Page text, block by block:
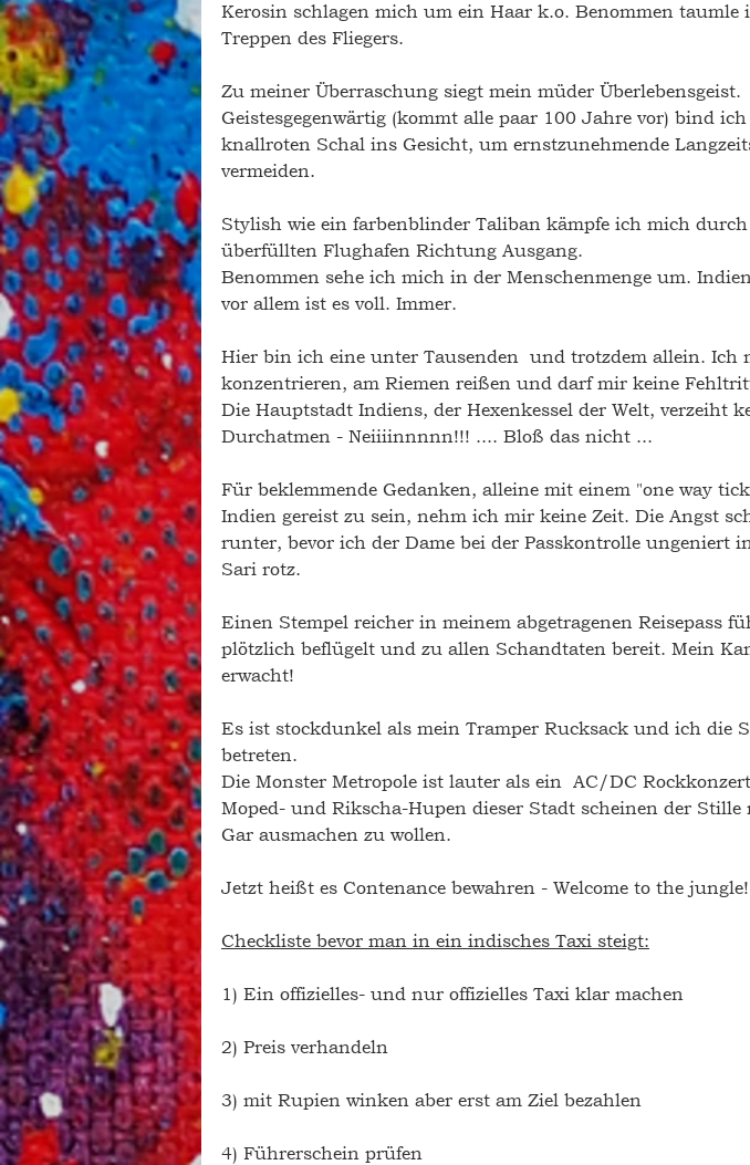
Kerosin schlagen mich um ein Haar k.o. Benommen taumle
Treppen des Fliegers.
Zu meiner Überraschung siegt mein müder Überlebensgeist.
Geistesgegenwärtig (kommt alle paar 100 Jahre vor) bind
knallroten Schal ins Gesicht, um ernstzunehmende
vermeiden.
Stylish wie ein farbenblinder Taliban kämpfe ich mich
überfüllten Flughafen Richtung Ausgang.
Benommen sehe ich mich in der Menschenmenge um.
vor allem ist es voll. Immer.
Hier bin ich eine unter Tausenden  und trotzdem allein. Ich
konzentrieren, am Riemen reißen und darf mir keine
Die Hauptstadt Indiens, der Hexenkessel der Welt, verzeiht
Durchatmen - Neiiiinnnnn!!! .... Bloß das nicht ...
Für beklemmende Gedanken, alleine mit einem "one way
Indien gereist zu sein, nehm ich mir keine Zeit. Die Angst
runter, bevor ich der Dame bei der Passkontrolle ungeniert
Sari rotz.
Einen Stempel reicher in meinem abgetragenen Reisepass
plötzlich beflügelt und zu allen Schandtaten bereit. Mein
erwacht!
Es ist stockdunkel als mein Tramper Rucksack und ich die
betreten.
Die Monster Metropole ist lauter als ein  AC/DC
Moped- und Rikscha-Hupen dieser Stadt scheinen der Stille
Gar ausmachen zu wollen.
Jetzt heißt es Contenance bewahren - Welcome to the jungle!
Checkliste bevor man in ein indisches Taxi steigt:
1) Ein offizielles- und nur offizielles Taxi klar machen
2) Preis verhandeln
3) mit Rupien winken aber erst am Ziel bezahlen
4) Führerschein prüfen